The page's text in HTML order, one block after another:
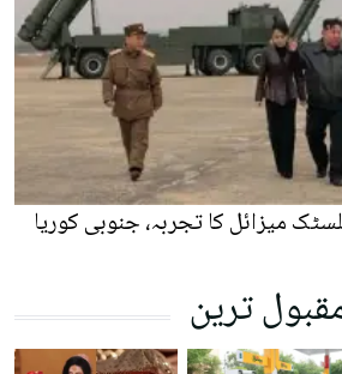
میزائل کا تجربہ، جنوبی کوریا
ترین